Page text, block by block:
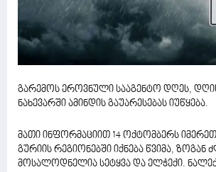
გარემოს ეროვნული სააგენტო დღეს,
ნახევარში ამინდის გაუარესებას იუწყება.
მათი ინფორმაციით 14 ოქტომბერს
გურიის რეგიონებში იქნება წვიმა, ზოგან
მოსალოდნელია სეტყვა და ელჭექი.